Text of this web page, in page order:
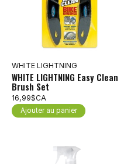
WHITE LIGHTNING
WHITE LIGHTNING Easy Clean
Brush Set
16,99$CA
Ajouter au panier